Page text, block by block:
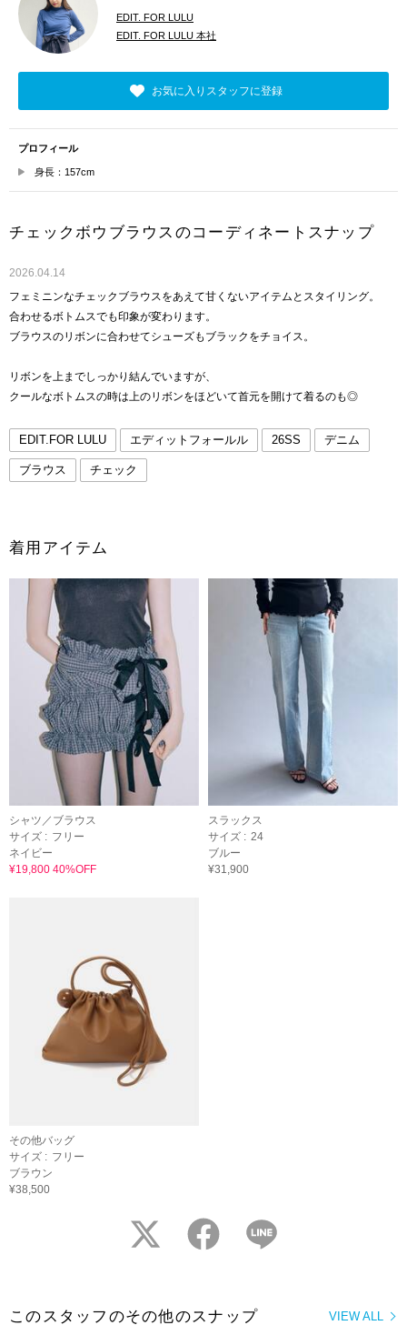
EDIT. FOR LULU
EDIT. FOR LULU 本社
お気に入りスタッフに登録
プロフィール
身長：157cm
チェックボウブラウスのコーディネートスナップ
2026.04.14
フェミニンなチェックブラウスをあえて甘くないアイテムとスタイリング。
合わせるボトムスでも印象が変わります。
ブラウスのリボンに合わせてシューズもブラックをチョイス。
リボンを上までしっかり結んでいますが、
クールなボトムスの時は上のリボンをほどいて首元を開けて着るのも◎
EDIT.FOR LULU エディットフォールル 26SS デニム
ブラウス チェック
着用アイテム
シャツ／ブラウス
サイズ : フリー
ネイビー
¥19,800 40%OFF
スラックス
サイズ : 24
ブルー
¥31,900
その他バッグ
サイズ : フリー
ブラウン
¥38,500
twitter facebook
VIEW ALL
このスタッフのその他のスナップ